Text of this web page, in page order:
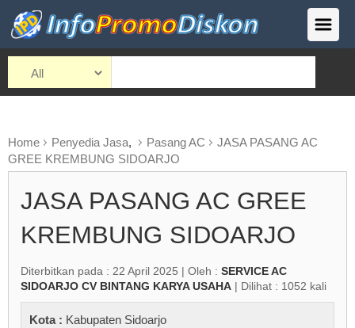
Home Penyedia Jasa, Pasang AC
JASA PASANG AC
GREE KREMBUNG SIDOARJO
JASA PASANG AC GREE
KREMBUNG SIDOARJO
Diterbitkan pada : 22 April 2025 | Oleh : SERVICE AC
SIDOARJO CV BINTANG KARYA USAHA | Dilihat : 1052 kali
Kota : Kabupaten Sidoarjo